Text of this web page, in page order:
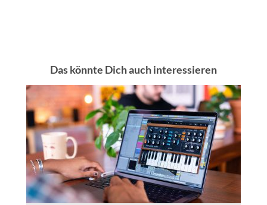
Das könnte Dich auch interessieren